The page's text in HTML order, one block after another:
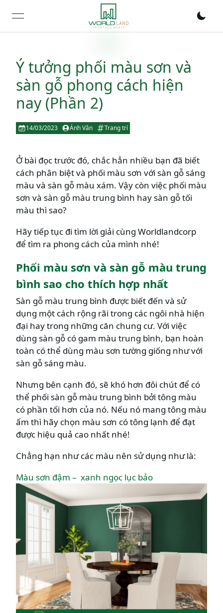
open navigation menu
Ý tưởng phối màu sơn và
sàn gỗ phong cách hiện
nay (Phần 2)
14/03/2023 Ánh Vân Trang trí
Ở bài đọc trước đó, chắc hẳn nhiều bạn đã biết
cách phân biệt và phối màu sơn với sàn gỗ sáng
màu và sàn gỗ màu xám. Vậy còn việc phối màu
sơn và sàn gỗ màu trung bình hay sàn gỗ tối
màu thì sao?
Hãy tiếp tục đi tìm lời giải cùng Worldlandcorp
để tìm ra phong cách của mình nhé!
Phối màu sơn và sàn gỗ màu trung
bình sao cho thích hợp nhất
Sàn gỗ màu trung bình được biết đến và sử
dụng một cách rộng rãi trong các ngôi nhà hiện
đại hay trong những căn chung cư. Với việc
dùng sàn gỗ có gam màu trung bình, bạn hoàn
toàn có thể dùng màu sơn tường giống như với
sàn gỗ sáng màu.
Nhưng bên cạnh đó, sẽ khó hơn đôi chút để có
thể phối sàn gỗ màu trung bình bởi tông màu
có phần tối hơn của nó. Nếu nó mang tông màu
ấm thì hãy chọn màu sơn có tông lạnh để đạt
được hiệu quả cao nhất nhé!
Chẳng hạn như các màu nên sử dụng như là:
Màu sơn đậm – xanh ngọc lục bảo